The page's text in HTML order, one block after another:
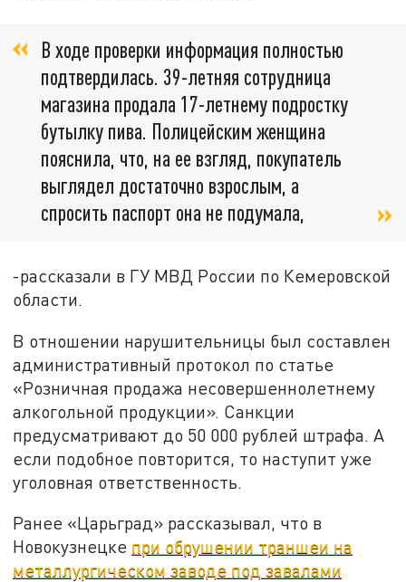
В ходе проверки информация полностью
подтвердилась. 39-летняя сотрудница
магазина продала 17-летнему подростку
бутылку пива. Полицейским женщина
пояснила, что, на ее взгляд, покупатель
выглядел достаточно взрослым, а
спросить паспорт она не подумала,
-рассказали в ГУ МВД России по Кемеровской
области.
В отношении нарушительницы был составлен
административный протокол по статье
«Розничная продажа несовершеннолетнему
алкогольной продукции». Санкции
предусматривают до 50 000 рублей штрафа. А
если подобное повторится, то наступит уже
уголовная ответственность.
Ранее «Царьград» рассказывал, что в
Новокузнецке при обрушении траншеи на
металлургическом заводе под завалами